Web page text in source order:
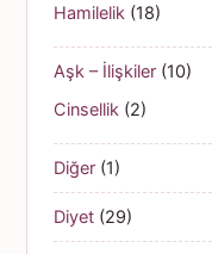
Hamilelik (18)
Aşk – İlişkiler (10)
Cinsellik (2)
Diğer (1)
Diyet (29)